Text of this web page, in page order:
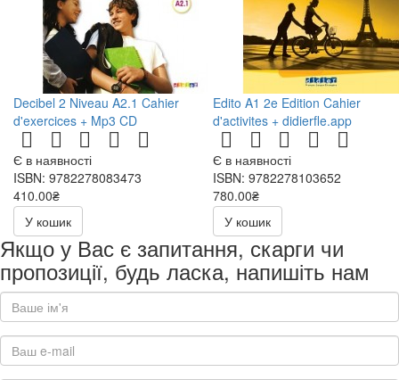
Decibel 2 Niveau A2.1 Cahier
d'exercices + Mp3 CD
Є в наявності
ISBN: 9782278083473
410.00₴
У кошик
Edito A1 2e Edition Cahier
d'activites + didierfle.app
Є в наявності
ISBN: 9782278103652
780.00₴
У кошик
Якщо у Вас є запитання, скарги чи
пропозиції, будь ласка, напишіть нам